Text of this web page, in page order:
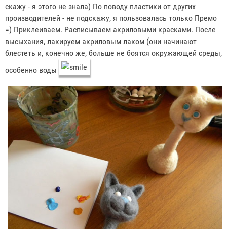
скажу - я этого не знала) По поводу пластики от других
производителей - не подскажу, я пользовалась только Премо
=) Приклеиваем. Расписываем акриловыми красками. После
высыхания, лакируем акриловым лаком (они начинают
блестеть и, конечно же, больше не боятся окружающей среды,
особенно воды